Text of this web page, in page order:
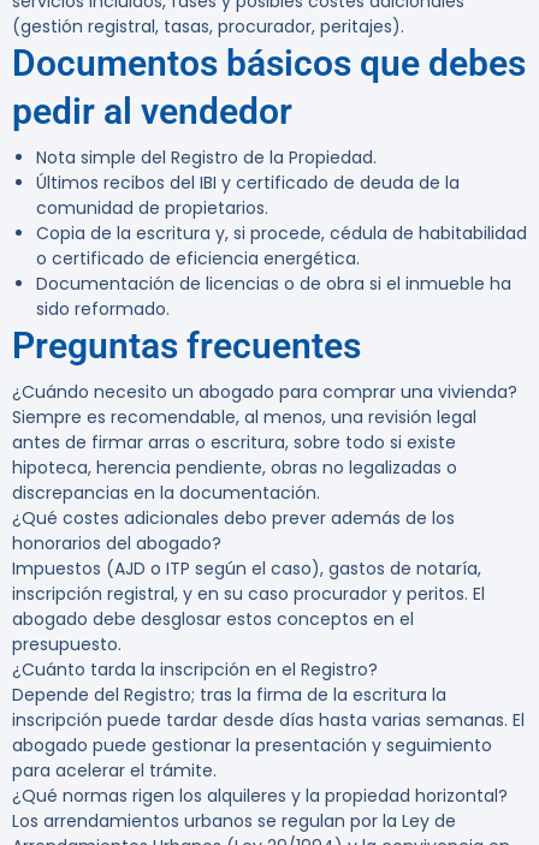
(gestión registral, tasas, procurador, peritajes).
Documentos básicos que debes
pedir al vendedor
Nota simple del Registro de la Propiedad.
Últimos recibos del IBI y certificado de deuda de la
comunidad de propietarios.
Copia de la escritura y, si procede, cédula de habitabilidad
o certificado de eficiencia energética.
Documentación de licencias o de obra si el inmueble ha
sido reformado.
Preguntas frecuentes
¿Cuándo necesito un abogado para comprar una vivienda?
Siempre es recomendable, al menos, una revisión legal
antes de firmar arras o escritura, sobre todo si existe
hipoteca, herencia pendiente, obras no legalizadas o
discrepancias en la documentación.
¿Qué costes adicionales debo prever además de los
honorarios del abogado?
Impuestos (AJD o ITP según el caso), gastos de notaría,
inscripción registral, y en su caso procurador y peritos. El
abogado debe desglosar estos conceptos en el
presupuesto.
¿Cuánto tarda la inscripción en el Registro?
Depende del Registro; tras la firma de la escritura la
inscripción puede tardar desde días hasta varias semanas. El
abogado puede gestionar la presentación y seguimiento
para acelerar el trámite.
¿Qué normas rigen los alquileres y la propiedad horizontal?
Los arrendamientos urbanos se regulan por la Ley de